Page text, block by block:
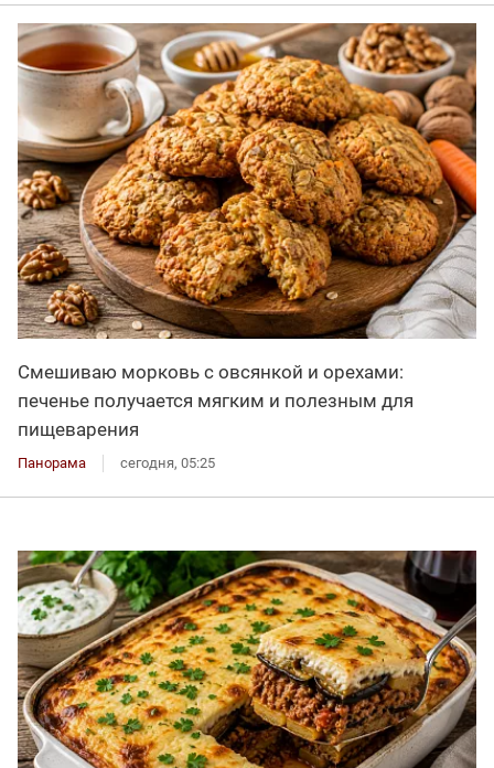
Смешиваю морковь с овсянкой и орехами:
печенье получается мягким и полезным для
пищеварения
Панорама сегодня, 05:25